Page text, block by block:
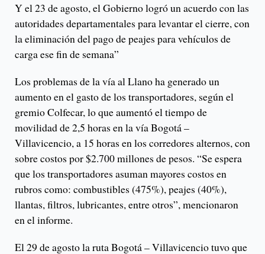
Y el 23 de agosto, el Gobierno logró un acuerdo con las
autoridades departamentales para levantar el cierre, con
la eliminación del pago de peajes para vehículos de
carga ese fin de semana”
Los problemas de la vía al Llano ha generado un
aumento en el gasto de los transportadores, según el
gremio Colfecar, lo que aumentó el tiempo de
movilidad de 2,5 horas en la vía Bogotá –
Villavicencio, a 15 horas en los corredores alternos, con
sobre costos por $2.700 millones de pesos. “Se espera
que los transportadores asuman mayores costos en
rubros como: combustibles (475%), peajes (40%),
llantas, filtros, lubricantes, entre otros”, mencionaron
en el informe.
El 29 de agosto la ruta Bogotá – Villavicencio tuvo que